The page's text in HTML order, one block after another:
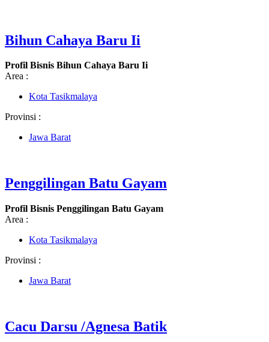
Bihun Cahaya Baru Ii
Profil Bisnis Bihun Cahaya Baru Ii
Area :
Kota Tasikmalaya
Provinsi :
Jawa Barat
Penggilingan Batu Gayam
Profil Bisnis Penggilingan Batu Gayam
Area :
Kota Tasikmalaya
Provinsi :
Jawa Barat
Cacu Darsu /Agnesa Batik